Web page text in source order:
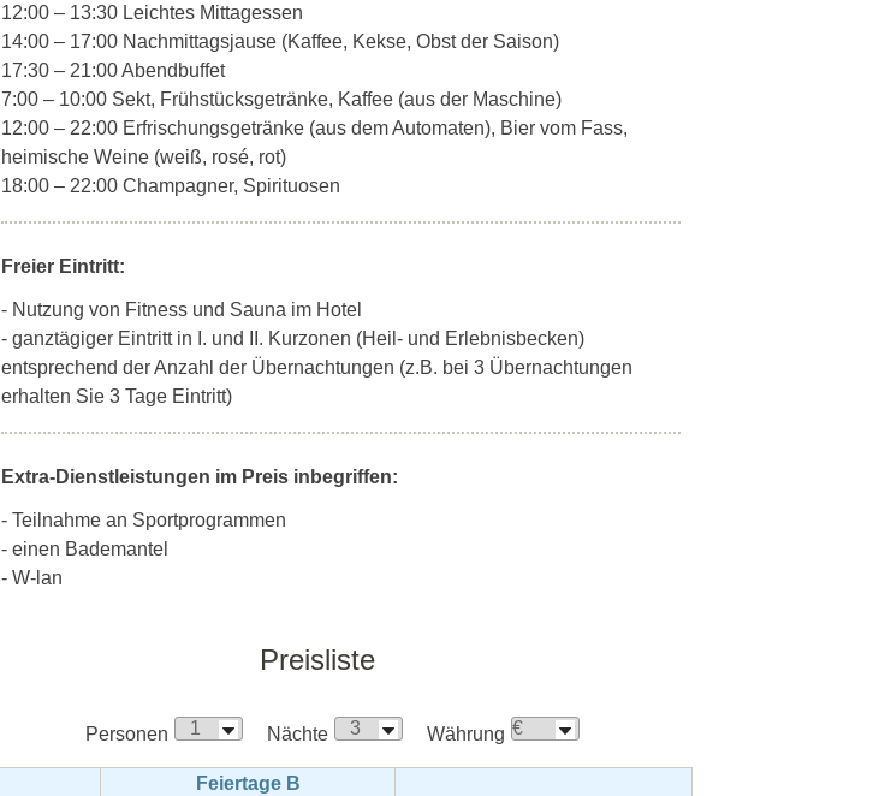
12:00 – 13:30 Leichtes Mittagessen
14:00 – 17:00 Nachmittagsjause (Kaffee, Kekse, Obst der Saison)
17:30 – 21:00 Abendbuffet
7:00 – 10:00 Sekt, Frühstücksgetränke, Kaffee (aus der Maschine)
12:00 – 22:00 Erfrischungsgetränke (aus dem Automaten), Bier vom Fass,
heimische Weine (weiß, rosé, rot)
18:00 – 22:00 Champagner, Spirituosen
Freier Eintritt:
- Nutzung von Fitness und Sauna im Hotel
- ganztägiger Eintritt in I. und II. Kurzonen (Heil- und Erlebnisbecken)
entsprechend der Anzahl der Übernachtungen (z.B. bei 3 Übernachtungen
erhalten Sie 3 Tage Eintritt)
Extra-Dienstleistungen im Preis inbegriffen:
- Teilnahme an Sportprogrammen
- einen Bademantel
- W-lan
Preisliste
Personen Nächte Währung
Feiertage B